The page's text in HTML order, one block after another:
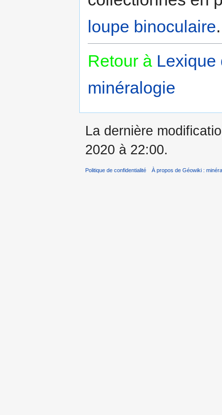
loupe binoculaire.
Retour à Lexique
minéralogie
La dernière
2020 à 22:00.
Politique de confidentialité À propos de Géowiki :